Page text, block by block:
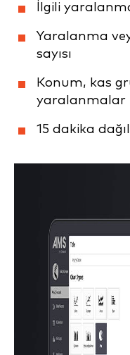
İlgili
Yaralanma
sayısı
Konum, kas
yaralanmalar
15 dakika